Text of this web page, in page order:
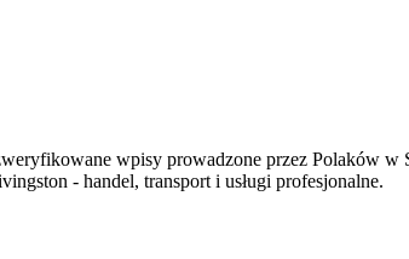
wpisy prowadzone przez Polaków
- handel, transport i usługi profesjonalne.